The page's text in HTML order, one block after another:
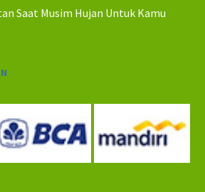
Saat Musim Hujan Untuk Kamu